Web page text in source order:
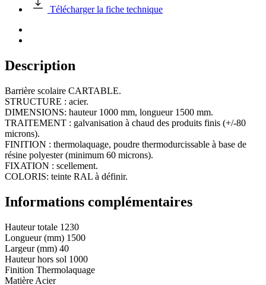
CARTABLETélécharger la fiche technique
Description
Barrière scolaire CARTABLE.
STRUCTURE : acier.
DIMENSIONS: hauteur 1000 mm, longueur 1500 mm.
TRAITEMENT : galvanisation à chaud des produits finis (+/-80
microns).
FINITION : thermolaquage, poudre thermodurcissable à base de
résine polyester (minimum 60 microns).
FIXATION : scellement.
COLORIS: teinte RAL à définir.
Informations complémentaires
Hauteur totale 1230
Longueur (mm) 1500
Largeur (mm) 40
Hauteur hors sol 1000
Finition Thermolaquage
Matière Acier